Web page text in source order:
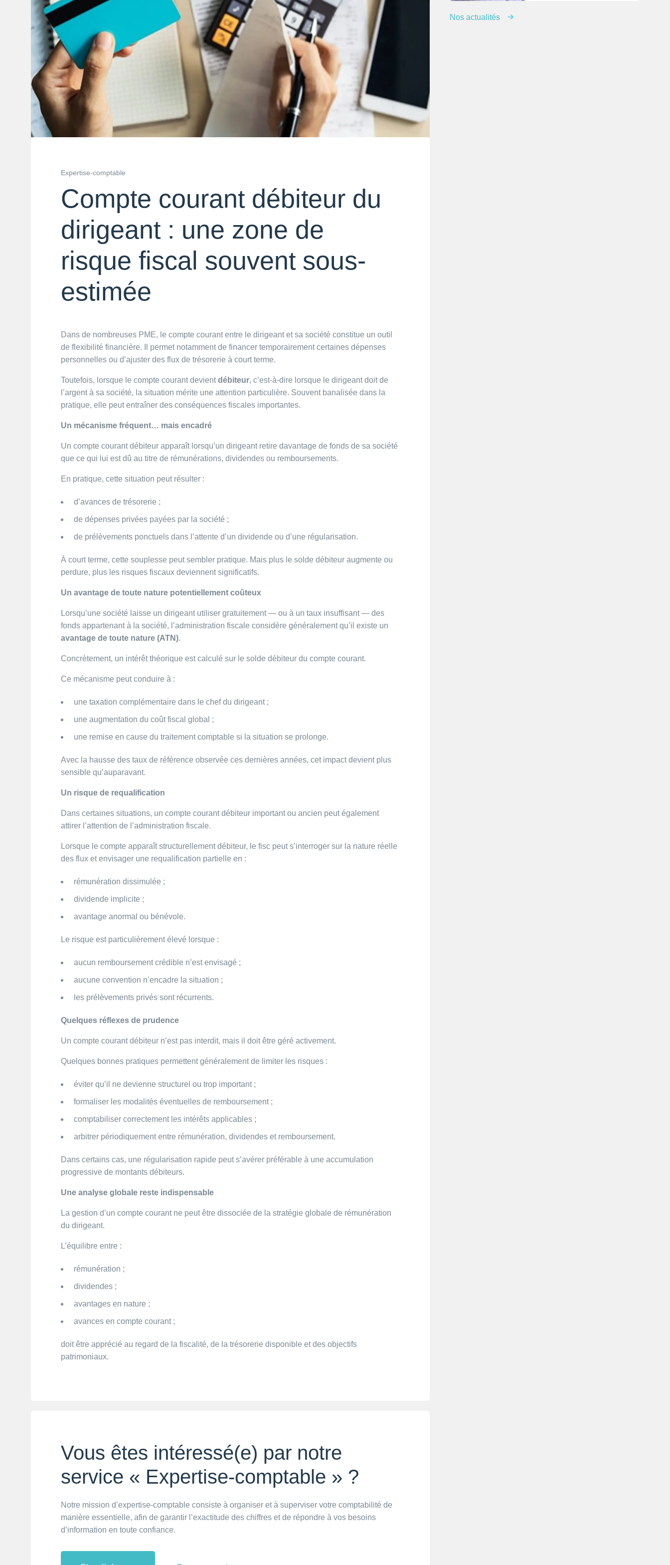
Expertise-comptable
Compte courant débiteur du
dirigeant : une zone de
risque fiscal souvent sous-
estimée
Dans de nombreuses PME, le compte courant entre le dirigeant et sa société constitue un outil
de flexibilité financière. Il permet notamment de financer temporairement certaines dépenses
personnelles ou d’ajuster des flux de trésorerie à court terme.
Toutefois, lorsque le compte courant devientdébiteur, c’est-à-dire lorsque le dirigeant doit de
l’argent à sa société, la situation mérite une attention particulière. Souvent banalisée dans la
pratique, elle peut entraîner des conséquences fiscales importantes.
Un mécanisme fréquent… mais encadré
Un compte courant débiteur apparaît lorsqu’un dirigeant retire davantage de fonds de sa société
que ce qui lui est dû au titre de rémunérations, dividendes ou remboursements.
En pratique, cette situation peut résulter :
d’avances de trésorerie ;
de dépenses privées payées par la société ;
de prélèvements ponctuels dans l’attente d’un dividende ou d’une régularisation.
À court terme, cette souplesse peut sembler pratique. Mais plus le solde débiteur augmente ou
perdure, plus les risques fiscaux deviennent significatifs.
Un avantage de toute nature potentiellement coûteux
Lorsqu’une société laisse un dirigeant utiliser gratuitement — ou à un taux insuffisant — des
fonds appartenant à la société, l’administration fiscale considère généralement qu’il existe un
avantage de toute nature (ATN).
Concrètement, un intérêt théorique est calculé sur le solde débiteur du compte courant.
Ce mécanisme peut conduire à :
une taxation complémentaire dans le chef du dirigeant ;
une augmentation du coût fiscal global ;
une remise en cause du traitement comptable si la situation se prolonge.
Avec la hausse des taux de référence observée ces dernières années, cet impact devient plus
sensible qu’auparavant.
Un risque de requalification
Dans certaines situations, un compte courant débiteur important ou ancien peut également
attirer l’attention de l’administration fiscale.
Lorsque le compte apparaît structurellement débiteur, le fisc peut s’interroger sur la nature réelle
des flux et envisager une requalification partielle en :
rémunération dissimulée ;
dividende implicite ;
avantage anormal ou bénévole.
Le risque est particulièrement élevé lorsque :
aucun remboursement crédible n’est envisagé ;
aucune convention n’encadre la situation ;
les prélèvements privés sont récurrents.
Quelques réflexes de prudence
Un compte courant débiteur n’est pas interdit, mais il doit être géré activement.
Quelques bonnes pratiques permettent généralement de limiter les risques :
éviter qu’il ne devienne structurel ou trop important ;
formaliser les modalités éventuelles de remboursement ;
comptabiliser correctement les intérêts applicables ;
arbitrer périodiquement entre rémunération, dividendes et remboursement.
Dans certains cas, une régularisation rapide peut s’avérer préférable à une accumulation
progressive de montants débiteurs.
Une analyse globale reste indispensable
La gestion d’un compte courant ne peut être dissociée de la stratégie globale de rémunération
du dirigeant.
L’équilibre entre :
rémunération ;
dividendes ;
avantages en nature ;
avances en compte courant ;
doit être apprécié au regard de la fiscalité, de la trésorerie disponible et des objectifs
patrimoniaux.
Vous êtes intéressé(e) par notre
service « Expertise-comptable » ?
Notre mission d’expertise-comptable consiste à organiser et à superviser votre comptabilité de
manière essentielle, afin de garantir l’exactitude des chiffres et de répondre à vos besoins
d’information en toute confiance.
Nos actualités